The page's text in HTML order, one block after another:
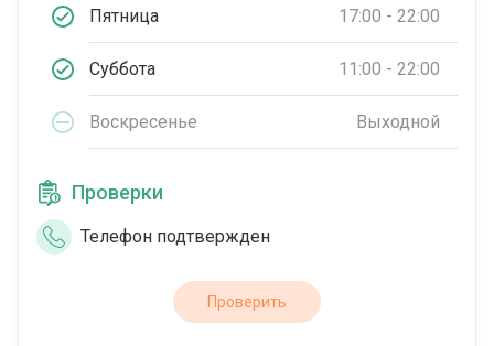
Пятница 17:00 - 22:00
Суббота 11:00 - 22:00
Воскресенье Выходной
Проверки
Телефон подтвержден
Проверить